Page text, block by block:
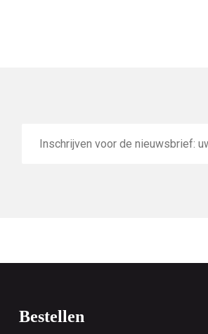
mailadres
Bestellen